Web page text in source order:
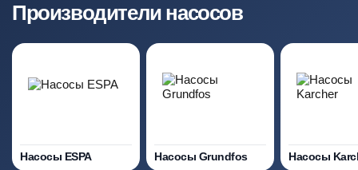
Производители насосов
Насосы ESPA Насосы Grundfos Насосы